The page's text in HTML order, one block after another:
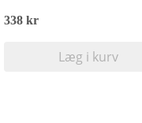
338 kr
Læg i kurv